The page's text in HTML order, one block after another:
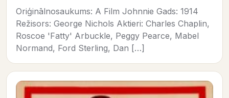
Oriģinālnosaukums: A Film Johnnie Gads: 1914
Režisors: George Nichols Aktieri: Charles Chaplin,
Roscoe 'Fatty' Arbuckle, Peggy Pearce, Mabel
Normand, Ford Sterling, Dan […]